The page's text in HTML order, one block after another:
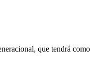
que tendrá como